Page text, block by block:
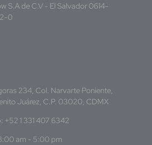
S.A de C.V - El Salvador 0614-
0
234, Col. Narvarte Poniente,
Juárez, C.P. 03020, CDMX
+52 1 331 407 6342
am - 5:00 pm